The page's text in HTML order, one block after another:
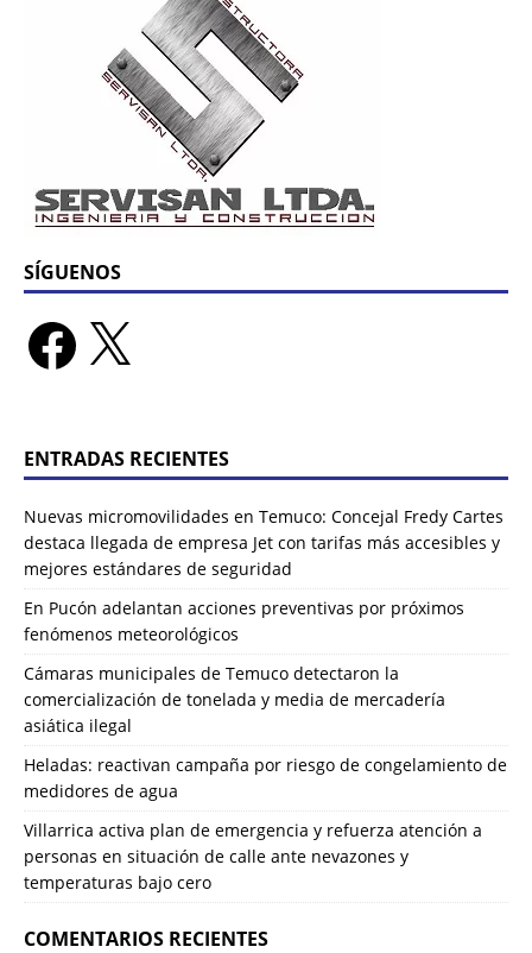
SÍGUENOS
ENTRADAS RECIENTES
Nuevas micromovilidades en Temuco: Concejal Fredy Cartes
destaca llegada de empresa Jet con tarifas más accesibles y
mejores estándares de seguridad
En Pucón adelantan acciones preventivas por próximos
fenómenos meteorológicos
Cámaras municipales de Temuco detectaron la
comercialización de tonelada y media de mercadería
asiática ilegal
Heladas: reactivan campaña por riesgo de congelamiento de
medidores de agua
Villarrica activa plan de emergencia y refuerza atención a
personas en situación de calle ante nevazones y
temperaturas bajo cero
COMENTARIOS RECIENTES